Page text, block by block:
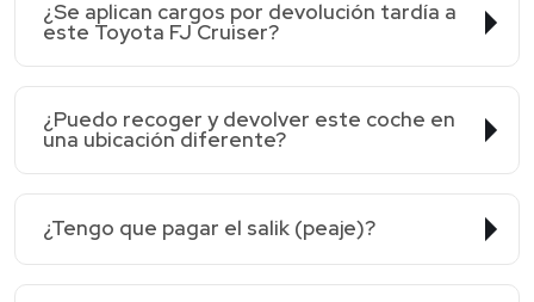
¿Se aplican cargos por devolución tardía a
este Toyota FJ Cruiser?
¿Puedo recoger y devolver este coche en
una ubicación diferente?
¿Tengo que pagar el salik (peaje)?